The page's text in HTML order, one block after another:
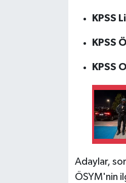
KPSS
KPSS
KPSS
Adaylar,
ÖSYM'nin